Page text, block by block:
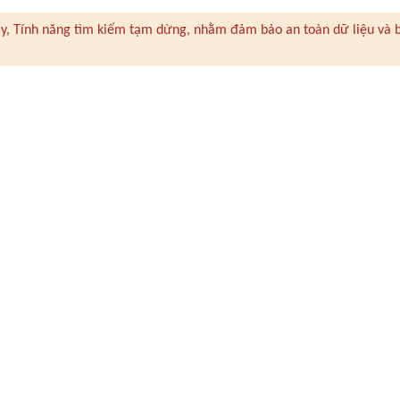
Tính năng tìm kiếm tạm dừng, nhằm đảm bảo an toàn dữ liệu và